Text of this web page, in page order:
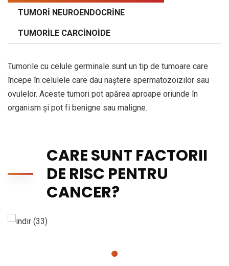
TUMORI NEUROENDOCRINE
TUMORILE CARCINOIDE
Tumorile cu celule germinale sunt un tip de tumoare care
începe în celulele care dau naștere spermatozoizilor sau
ovulelor. Aceste tumori pot apărea aproape oriunde în
organism și pot fi benigne sau maligne.
CARE SUNT FACTORII
DE RISC PENTRU
CANCER?